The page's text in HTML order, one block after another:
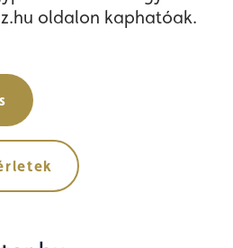
oldalon kaphatóak.